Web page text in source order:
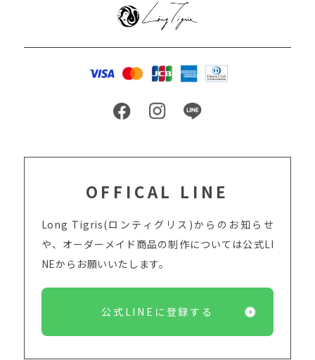
OFFICAL LINE
Long Tigris(ロンティグリス)からのお知らせ
や、オーダーメイド商品の制作については公式LI
NEからお願いいたします。
公式LINEに登録する